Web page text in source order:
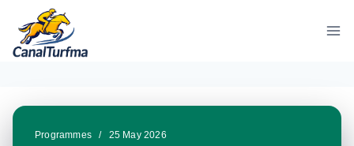
contenu
Programmes / 25 May 2026